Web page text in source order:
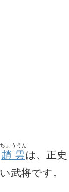
趙雲
ちょううん
は、正
い武将です。